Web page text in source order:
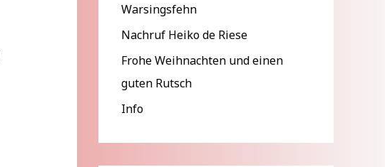
:Warsingsfehn
Nachruf Heiko de Riese
Frohe Weihnachten und einen
guten Rutsch
Info